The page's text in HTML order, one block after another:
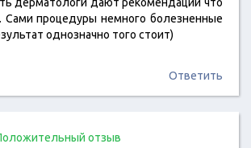
Сами процедуры немного болезненные
однозначно того стоит)
Ответить
отзыв